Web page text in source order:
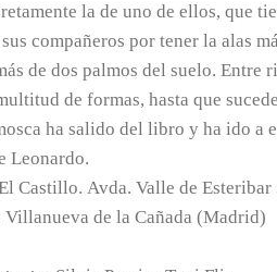
la de uno de ellos, que
compañeros por tener la alas
de dos palmos del suelo. Entre
de formas, hasta que
ha salido del libro y ha ido a
Leonardo.
Castillo. Avda. Valle de
de la Cañada (Madrid)